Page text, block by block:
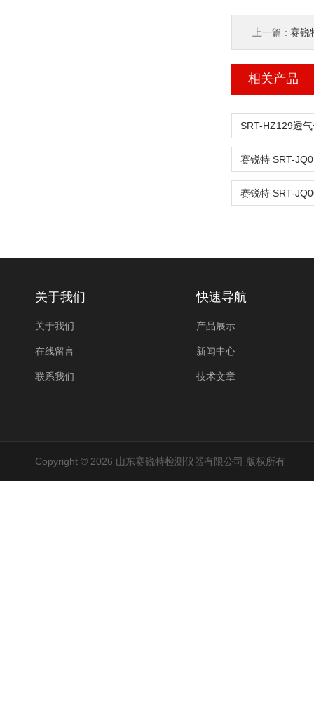
上一篇 : 赛锐
相关产品
关于我们
关于我们
在线留言
联系我们
快速导航
产品展示
新闻中心
技术文章
Copyright © 2026 山东赛锐特检测仪器有限公司 版权所有